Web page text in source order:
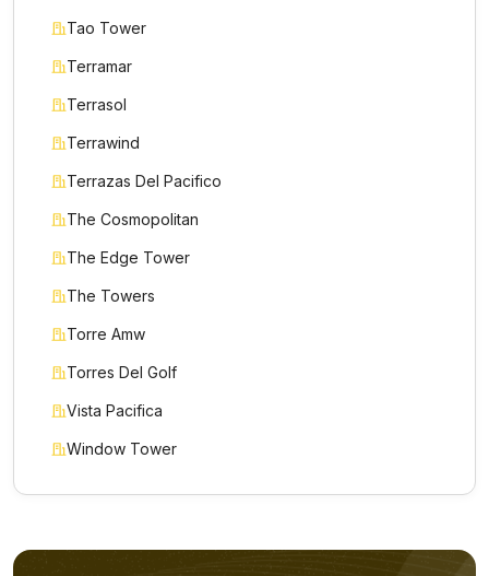
Tao Tower
Terramar
Terrasol
Terrawind
Terrazas Del Pacifico
The Cosmopolitan
The Edge Tower
The Towers
Torre Amw
Torres Del Golf
Vista Pacifica
Window Tower